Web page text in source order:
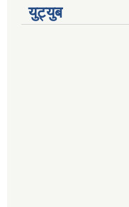
युट्युब